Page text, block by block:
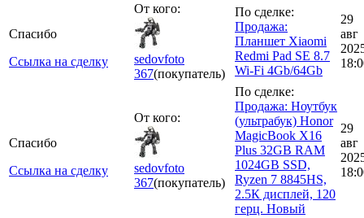
Спасибо
Ссылка на сделку
От кого:
sedovfoto
367(покупатель)
По сделке:
Продажа:
Планшет Xiaomi
Redmi Pad SE 8.7
Wi-Fi 4Gb/64Gb
29
авг
Спасибо
Ссылка на сделку
От кого:
sedovfoto
367(покупатель)
По сделке:
Продажа: Ноутбук
(ультрабук) Honor
MagicBook X16
Plus 32GB RAM
1024GB SSD,
Ryzen 7 8845HS,
2.5К дисплей, 120
герц. Новый
29
авг